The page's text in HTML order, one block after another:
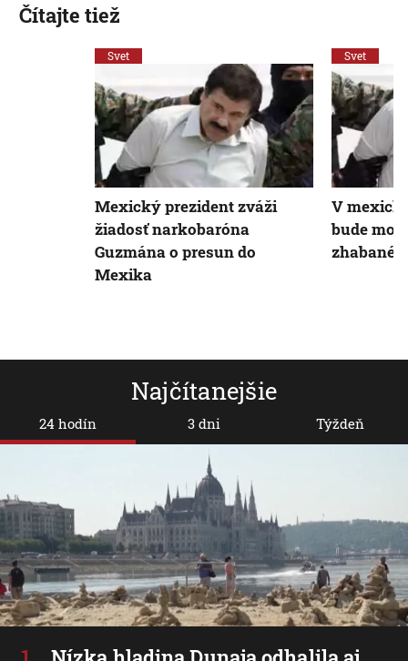
Najčítanejšie
24 hodín 3 dni Týždeň
Čítajte tiež
Svet
Mexický prezident zváži
žiadosť narkobaróna
Guzmána o presun do
Mexika
Svet
V
bude
zhabané